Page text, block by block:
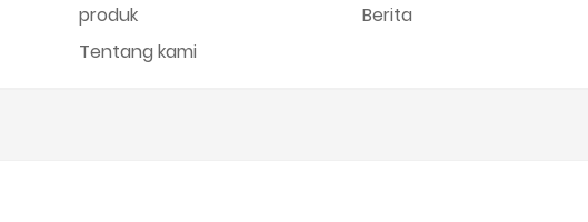
produk Berita
Tentang kami